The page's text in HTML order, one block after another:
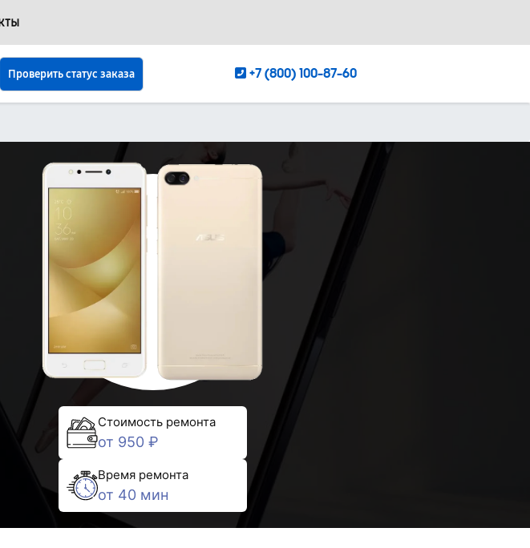
Проверить статус заказа +7 (800) 100-87-60
Стоимость ремонта
от 950 ₽
Время ремонта
от 40 мин